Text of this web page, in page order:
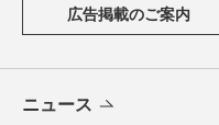
広告掲載のご案内
ニュース